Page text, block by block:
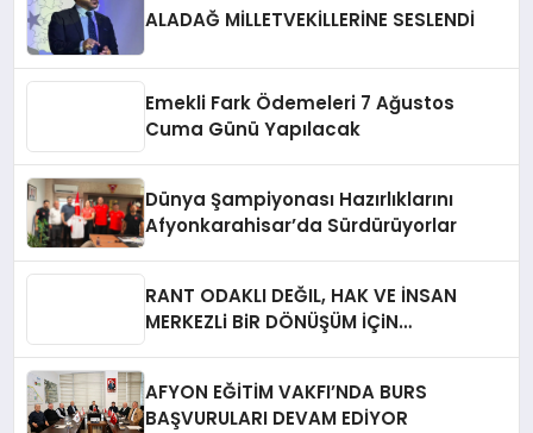
ALADAĞ MİLLETVEKİLLERİNE SESLENDİ
Emekli Fark Ödemeleri 7 Ağustos
Cuma Günü Yapılacak
Dünya Şampiyonası Hazırlıklarını
Afyonkarahisar’da Sürdürüyorlar
RANT ODAKLI DEĞIL, HAK VE İNSAN
MERKEZLi BiR DÖNÜŞÜM İÇiN
AFYON EĞİTİM VAKFI’NDA BURS
BAŞVURULARI DEVAM EDİYOR